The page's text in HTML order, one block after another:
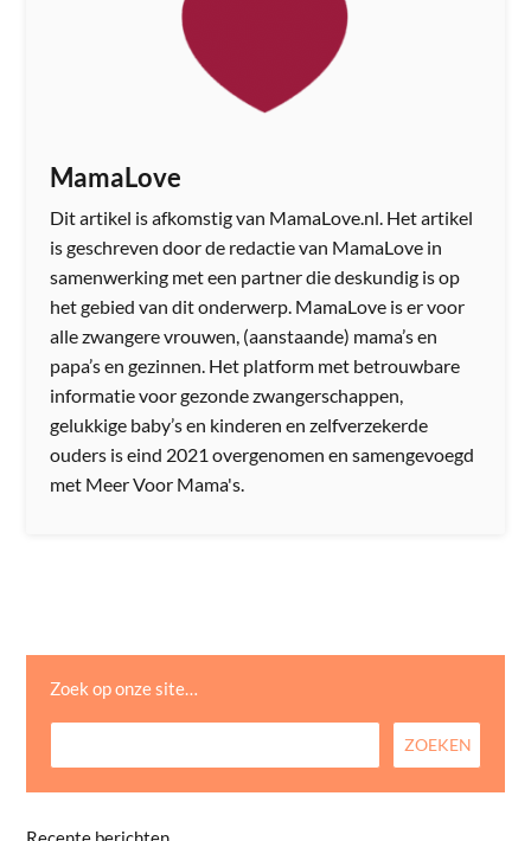
MamaLove
Dit artikel is afkomstig van MamaLove.nl. Het artikel
is geschreven door de redactie van MamaLove in
samenwerking met een partner die deskundig is op
het gebied van dit onderwerp. MamaLove is er voor
alle zwangere vrouwen, (aanstaande) mama’s en
papa’s en gezinnen. Het platform met betrouwbare
informatie voor gezonde zwangerschappen,
gelukkige baby’s en kinderen en zelfverzekerde
ouders is eind 2021 overgenomen en samengevoegd
met Meer Voor Mama's.
Zoek op onze site…